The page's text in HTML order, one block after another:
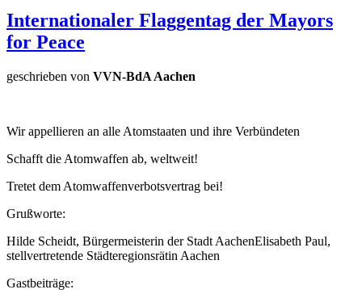
Internationaler Flaggentag der Mayors
for Peace
geschrieben von VVN-BdA Aachen
Wir appellieren an alle Atomstaaten und ihre Verbündeten
Schafft die Atomwaffen ab, weltweit!
Tretet dem Atomwaffenverbotsvertrag bei!
Grußworte:
Hilde Scheidt, Bürgermeisterin der Stadt AachenElisabeth Paul,
stellvertretende Städteregionsrätin Aachen
Gastbeiträge: